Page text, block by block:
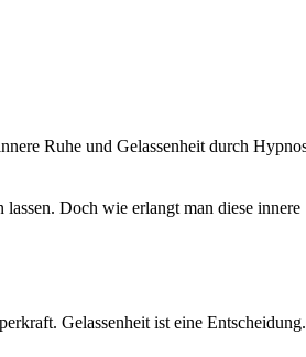
Doch wie erlangt man diese innere
Gelassenheit ist eine Entscheidung.